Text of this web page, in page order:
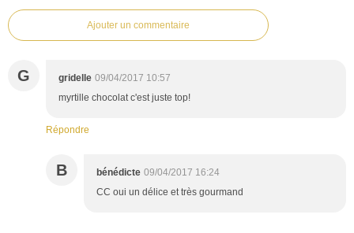
Ajouter un commentaire
G gridelle 09/04/2017 10:57
myrtille chocolat c'est juste top!
Répondre
B bénédicte 09/04/2017 16:24
CC oui un délice et très gourmand